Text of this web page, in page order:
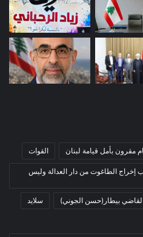
(168)
(1)
(4)
(91)
(26)
(1٬228)
مقرون بأمل قيامة لبنان القوات
إخراج الطاغوت من دار العدالة وليس
بيطار(حسن الجوني) سلايد